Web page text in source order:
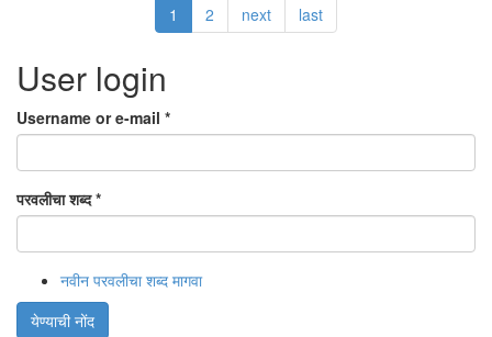
1 2 next last
User login
Username or e-mail *
परवलीचा शब्द*
नवीन परवलीचा शब्द मागवा
येण्याची नोंद